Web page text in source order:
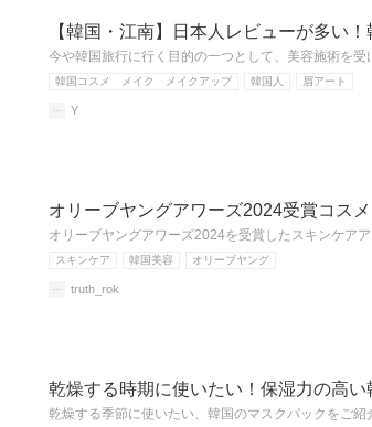
【韓国・江南】日本人レビューが多い
今や韓国旅行に行く目的の一つとして、美容施術を
韓国コスメ メイク メイクアップ 韓国人 眉アート
Y
オリーブヤングアワーズ2024受賞コス
オリーブヤングアワーズ2024を受賞したスキンケア
スキンケア 韓国美容 オリーブヤング
truth_rok
乾燥する時期に使いたい！保湿力の高
乾燥する季節に使いたい、韓国のマスクパックをご